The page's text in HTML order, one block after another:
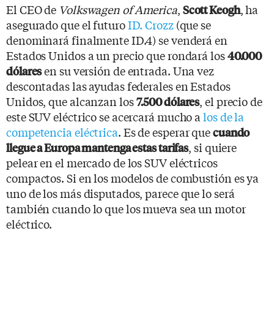
El CEO de Volkswagen of America, Scott Keogh, ha
asegurado que el futuroID. Crozz(que se
denominará finalmente ID.4) se venderá en
Estados Unidos a un precio que rondará los40.000
dólaresen su versión de entrada. Una vez
descontadas las ayudas federales en Estados
Unidos, que alcanzan los7.500 dólares, el precio de
este SUV eléctrico se acercará mucho alos de la
competencia eléctrica. Es de esperar quecuando
llegue a Europa mantenga estas tarifas, si quiere
pelear en el mercado de los SUV eléctricos
compactos. Si en los modelos de combustión es ya
uno de los más disputados, parece que lo será
también cuando lo que los mueva sea un motor
eléctrico.